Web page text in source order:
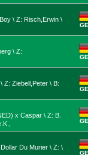
\ Z: Risch,Erwin \
\ Z:
Z: Ziebell,Peter \ B:
x Caspar \ Z: B.
Du Murier \ Z: \